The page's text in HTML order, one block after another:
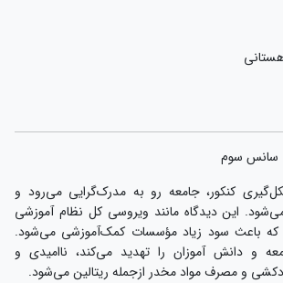
سانس سوم
کنکور، جامعه رو به مدرک‌گرایی می‌رود و
این دیدگاه مانند ویروسی کل نظام آموزشی
که باعث سود زیاد مؤسسات کمک‌آموزشی می‌شود.
و دانش آموزان را تهدید می‌کند، ناامیدی و
و مصرف مواد مخدر ازجمله ریتالین می‌شود.